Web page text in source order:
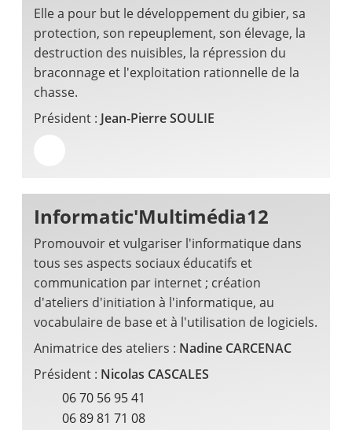
Elle a pour but le développement du gibier, sa
protection, son repeuplement, son élevage, la
destruction des nuisibles, la répression du
braconnage et l'exploitation rationnelle de la
chasse.
Président : Jean-Pierre SOULIE
Informatic'Multimédia12
Promouvoir et vulgariser l'informatique dans
tous ses aspects sociaux éducatifs et
communication par internet ; création
d'ateliers d'initiation à l'informatique, au
vocabulaire de base et à l'utilisation de logiciels.
Animatrice des ateliers : Nadine CARCENAC
Président : Nicolas CASCALES
06 70 56 95 41
06 89 81 71 08